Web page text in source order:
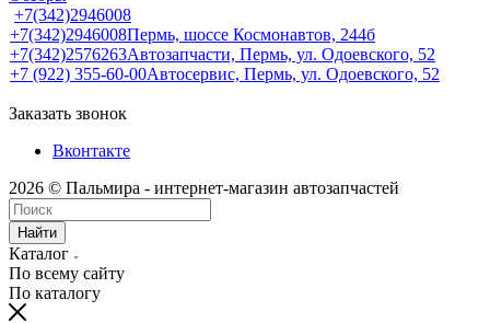
+7(342)2946008
+7(342)2946008Пермь, шоссе Космонавтов, 244б
+7(342)2576263Автозапчасти, Пермь, ул. Одоевского, 52
+7 (922) 355-60-00Автосервис, Пермь, ул. Одоевского, 52
Заказать звонок
Вконтакте
2026 © Пальмира - интернет-магазин автозапчастей
Найти
Каталог
По всему сайту
По каталогу